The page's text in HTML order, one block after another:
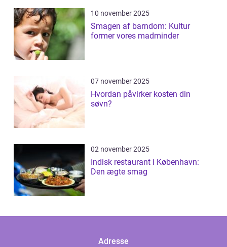
10 november 2025
Smagen af barndom: Kultur
former vores madminder
07 november 2025
Hvordan påvirker kosten din
søvn?
02 november 2025
Indisk restaurant i København:
Den ægte smag
Adresse